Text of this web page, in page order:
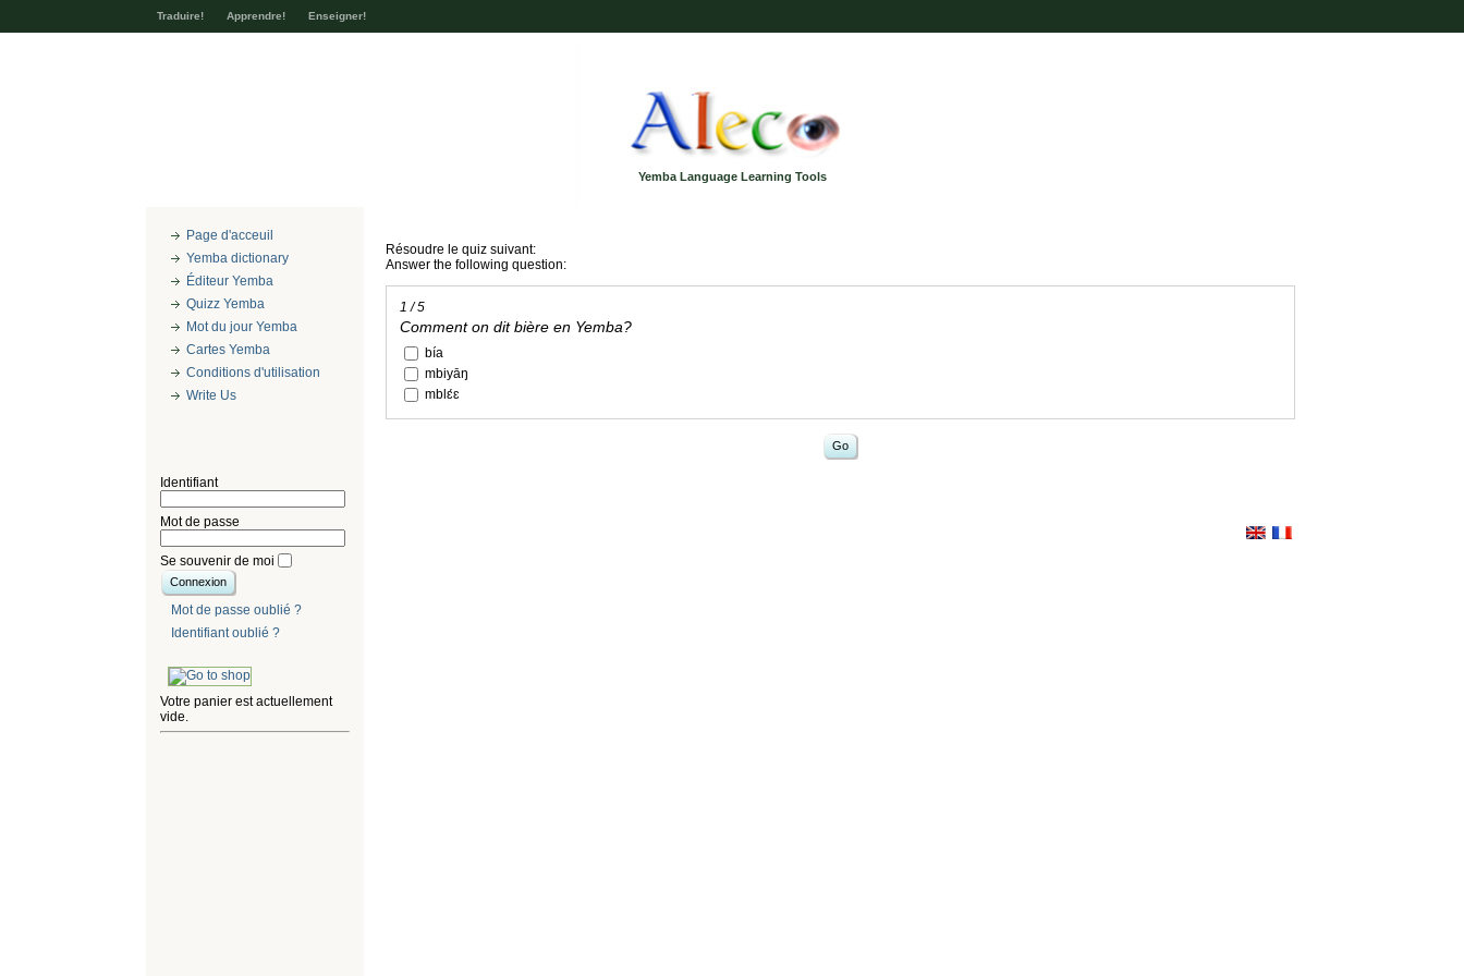
Traduire! Apprendre! Enseigner!
Yemba Language Learning Tools
Page d'acceuil
Yemba dictionary
Éditeur Yemba
Quizz Yemba
Mot du jour Yemba
Cartes Yemba
Conditions d'utilisation
Write Us
Identifiant
Mot de passe
Se souvenir de moi
Mot de passe oublié ?
Identifiant oublié ?
Votre panier est actuellement
vide.
Résoudre le quiz suivant:
Answer the following question:
1 / 5
Comment on dit bière en Yemba?
bía
mbiyāŋ
mblɛ́ɛ